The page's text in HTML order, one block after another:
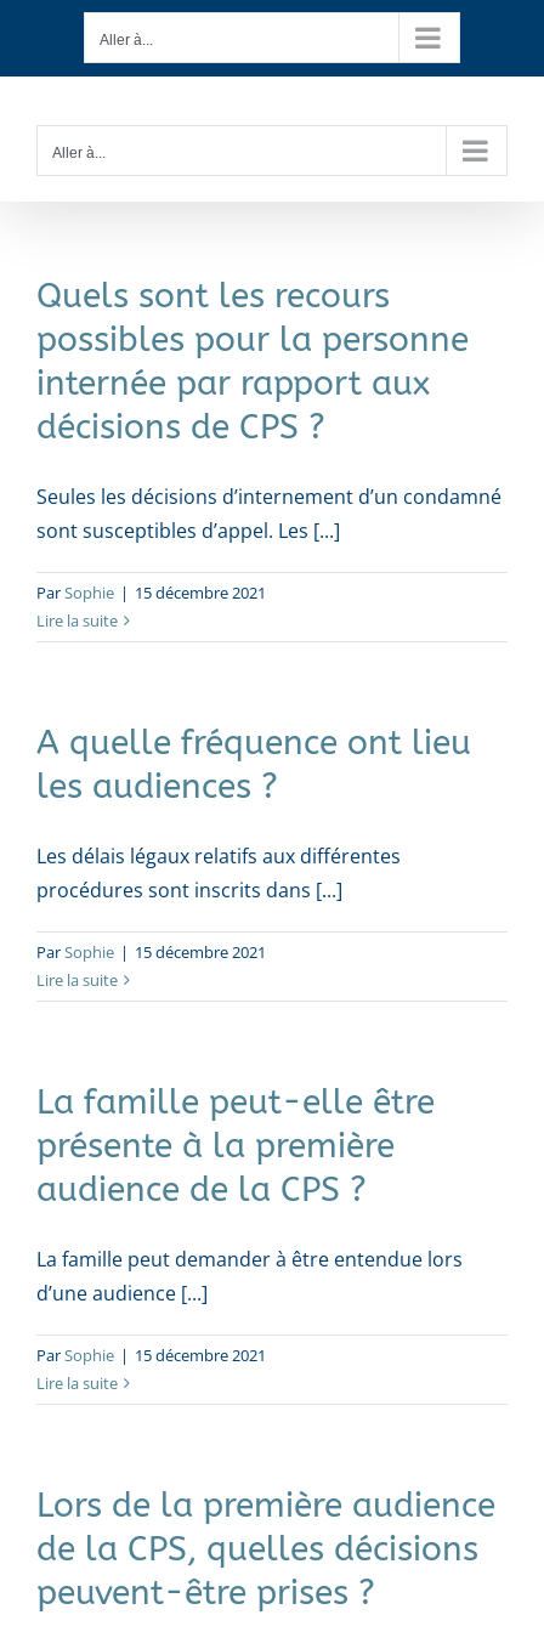
contenu
Aller à...
Aller à...
Quels sont les recours
possibles pour la personne
internée par rapport aux
décisions de CPS ?
Seules les décisions d’internement d’un condamné
sont susceptibles d’appel. Les [...]
ParSophie | 15 décembre 2021
Lire la suite
A quelle fréquence ont lieu
les audiences ?
Les délais légaux relatifs aux différentes
procédures sont inscrits dans [...]
ParSophie | 15 décembre 2021
Lire la suite
La famille peut-elle être
présente à la première
audience de la CPS ?
La famille peut demander à être entendue lors
d’une audience [...]
ParSophie | 15 décembre 2021
Lire la suite
Lors de la première audience
de la CPS, quelles décisions
peuvent-être prises ?